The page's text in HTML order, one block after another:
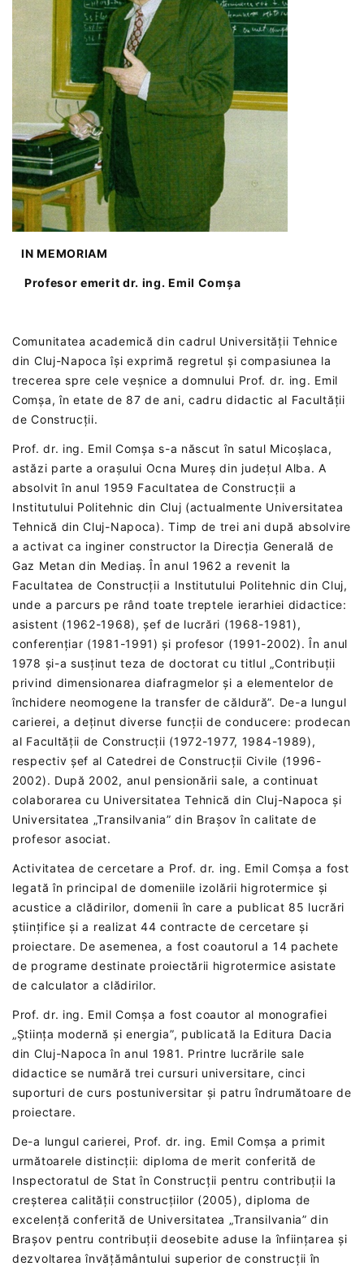
IN MEMORIAM
Profesor emerit dr. ing. Emil Comșa
Comunitatea academică din cadrul Universității Tehnice
din Cluj-Napoca își exprimă regretul și compasiunea la
trecerea spre cele veșnice a domnului Prof. dr. ing. Emil
Comșa, în etate de 87 de ani, cadru didactic al Facultății
de Construcții.
Prof. dr. ing. Emil Comșa s-a născut în satul Micoșlaca,
astăzi parte a orașului Ocna Mureș din județul Alba. A
absolvit în anul 1959 Facultatea de Construcții a
Institutului Politehnic din Cluj (actualmente Universitatea
Tehnică din Cluj-Napoca). Timp de trei ani după absolvire
a activat ca inginer constructor la Direcția Generală de
Gaz Metan din Mediaș. În anul 1962 a revenit la
Facultatea de Construcții a Institutului Politehnic din Cluj,
unde a parcurs pe rând toate treptele ierarhiei didactice:
asistent (1962-1968), șef de lucrări (1968-1981),
conferențiar (1981-1991) și profesor (1991-2002). În anul
1978 și-a susținut teza de doctorat cu titlul „Contribuții
privind dimensionarea diafragmelor și a elementelor de
închidere neomogene la transfer de căldură”. De-a lungul
carierei, a deținut diverse funcții de conducere: prodecan
al Facultății de Construcții (1972-1977, 1984-1989),
respectiv șef al Catedrei de Construcții Civile (1996-
2002). După 2002, anul pensionării sale, a continuat
colaborarea cu Universitatea Tehnică din Cluj-Napoca și
Universitatea „Transilvania” din Brașov în calitate de
profesor asociat.
Activitatea de cercetare a Prof. dr. ing. Emil Comșa a fost
legată în principal de domeniile izolării higrotermice și
acustice a clădirilor, domenii în care a publicat 85 lucrări
științifice și a realizat 44 contracte de cercetare și
proiectare. De asemenea, a fost coautorul a 14 pachete
de programe destinate proiectării higrotermice asistate
de calculator a clădirilor.
Prof. dr. ing. Emil Comșa a fost coautor al monografiei
„Știința modernă și energia”, publicată la Editura Dacia
din Cluj-Napoca în anul 1981. Printre lucrările sale
didactice se numără trei cursuri universitare, cinci
suporturi de curs postuniversitar și patru îndrumătoare de
proiectare.
De-a lungul carierei, Prof. dr. ing. Emil Comșa a primit
următoarele distincții: diploma de merit conferită de
Inspectoratul de Stat în Construcții pentru contribuții la
creșterea calității construcțiilor (2005), diploma de
excelență conferită de Universitatea „Transilvania” din
Brașov pentru contribuții deosebite aduse la înființarea și
dezvoltarea învățământului superior de construcții în